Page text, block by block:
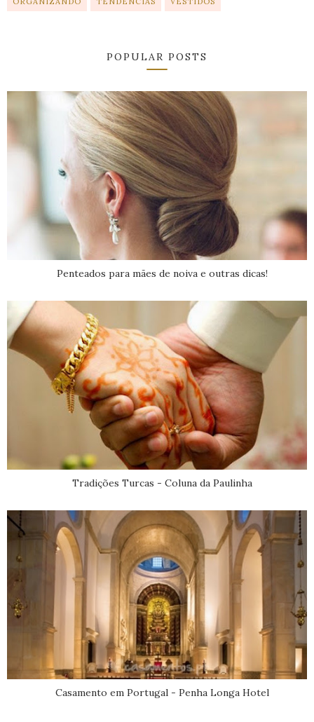
POPULAR POSTS
Penteados para mães de noiva e outras dicas!
Tradições Turcas - Coluna da Paulinha
Casamento em Portugal - Penha Longa Hotel